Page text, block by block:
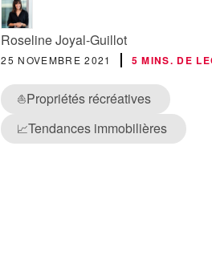
Roseline Joyal-Guillot
25 NOVEMBRE 2021 5 MINS. DE
⛵Propriétés récréatives
📈Tendances immobilières